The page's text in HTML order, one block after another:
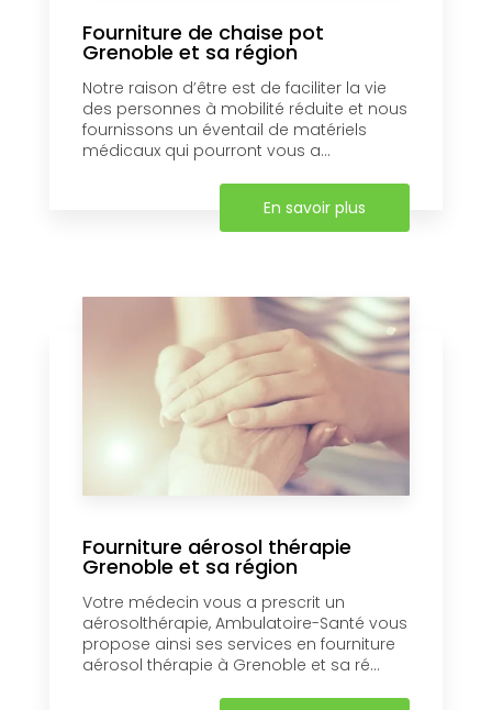
Fourniture de chaise pot
Grenoble et sa région
Notre raison d’être est de faciliter la vie
des personnes à mobilité réduite et nous
fournissons un éventail de matériels
médicaux qui pourront vous a...
En savoir plus
Fourniture aérosol thérapie
Grenoble et sa région
Votre médecin vous a prescrit un
aérosolthérapie, Ambulatoire-Santé vous
propose ainsi ses services en fourniture
aérosol thérapie à Grenoble et sa ré...